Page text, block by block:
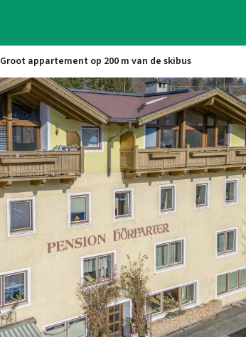
Groot appartement op 200 m van de skibus